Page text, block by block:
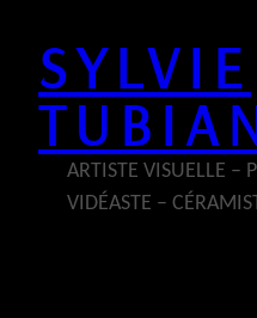
contenu
SYLVIE
ARTISTE VISUELLE –
VIDÉASTE –